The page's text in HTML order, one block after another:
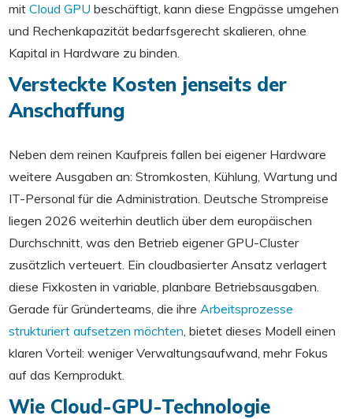
mit Cloud GPU beschäftigt, kann diese Engpässe umgehen
und Rechenkapazität bedarfsgerecht skalieren, ohne
Kapital in Hardware zu binden.
Versteckte Kosten jenseits der
Anschaffung
Neben dem reinen Kaufpreis fallen bei eigener Hardware
weitere Ausgaben an: Stromkosten, Kühlung, Wartung und
IT-Personal für die Administration. Deutsche Strompreise
liegen 2026 weiterhin deutlich über dem europäischen
Durchschnitt, was den Betrieb eigener GPU-Cluster
zusätzlich verteuert. Ein cloudbasierter Ansatz verlagert
diese Fixkosten in variable, planbare Betriebsausgaben.
Gerade für Gründerteams, die ihre Arbeitsprozesse
strukturiert aufsetzen möchten, bietet dieses Modell einen
klaren Vorteil: weniger Verwaltungsaufwand, mehr Fokus
auf das Kernprodukt.
Wie Cloud-GPU-Technologie